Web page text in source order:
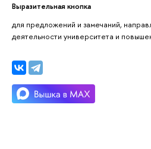
Выразительная кнопка
для предложений и замечаний,
деятельности университета и